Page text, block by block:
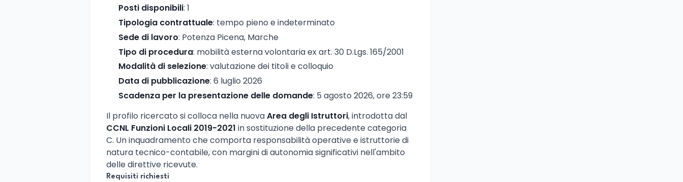
Posti disponibili: 1
Tipologia contrattuale: tempo pieno e indeterminato
Sede di lavoro: Potenza Picena, Marche
Tipo di procedura: mobilità esterna volontaria ex art. 30 D.Lgs. 165/2001
Modalità di selezione: valutazione dei titoli e colloquio
Data di pubblicazione: 6 luglio 2026
Scadenza per la presentazione delle domande: 5 agosto 2026, ore 23:59
Il profilo ricercato si colloca nella nuovaArea degli Istruttori, introdotta dal
CCNL Funzioni Locali 2019-2021 in sostituzione della precedente categoria
C. Un inquadramento che comporta responsabilità operative e istruttorie di
natura tecnico-contabile, con margini di autonomia significativi nell'ambito
delle direttive ricevute.
Requisiti richiesti